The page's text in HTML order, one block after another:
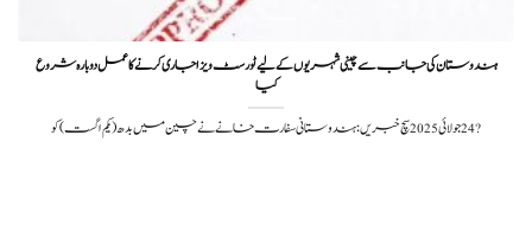
ہندوستان کی جانب سے چینی شہریوں کے لیے ٹورسٹ ویزا جاری کرنے کا عمل دوبارہ شروع
کیا
?️ 24 جولائی 2025سچ خبریں: ہندوستانی سفارت خانے نے چین میں بدھ (یکم اگست) کو